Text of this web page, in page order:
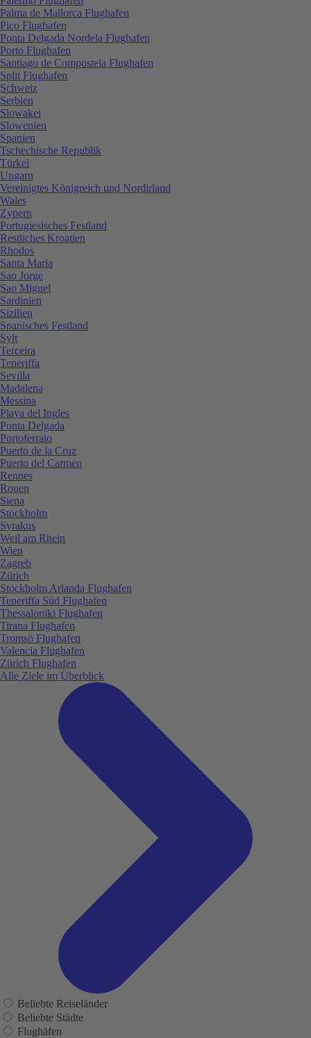
Palma de Mallorca Flughafen
Pico Flughafen
Ponta Delgada Nordela Flughafen
Porto Flughafen
Santiago de Compostela Flughafen
Split Flughafen
Schweiz
Serbien
Slowakei
Slowenien
Spanien
Tschechische Republik
Türkei
Ungarn
Vereinigtes Königreich und Nordirland
Wales
Zypern
Portugiesisches Festland
Restliches Kroatien
Rhodos
Santa Maria
Sao Jorge
Sao Miguel
Sardinien
Sizilien
Spanisches Festland
Sylt
Terceira
Teneriffa
Sevilla
Madalena
Messina
Playa del Ingles
Ponta Delgada
Portoferraio
Puerto de la Cruz
Puerto del Carmen
Rennes
Rouen
Siena
Stockholm
Syrakus
Weil am Rhein
Wien
Zagreb
Zürich
Stockholm Arlanda Flughafen
Teneriffa Süd Flughafen
Thessaloniki Flughafen
Tirana Flughafen
Tromsö Flughafen
Valencia Flughafen
Zürich Flughafen
Alle Ziele im Überblick
Beliebte Reiseländer
Beliebte Städte
Flughäfen